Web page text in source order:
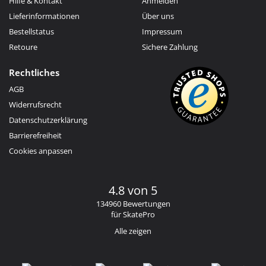
Lieferinformationen
Bestellstatus
Retoure
Über uns
Impressum
Sichere Zahlung
Rechtliches
AGB
Widerrufsrecht
Datenschutzerklärung
Barrierefreiheit
Cookies anpassen
4.8 von 5
134960 Bewertungen
für SkatePro
Alle zeigen